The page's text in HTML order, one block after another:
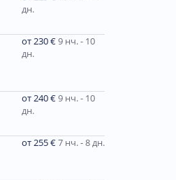
дн.
от 230 €9 нч. - 10
дн.
от 240 €9 нч. - 10
дн.
от 255 €7 нч. - 8 дн.